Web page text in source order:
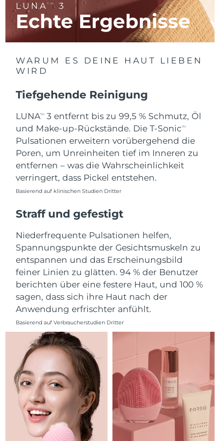
LUNATM 3
Echte Ergebnisse
WARUM ES DEINE HAUT LIEBEN
WIRD
Tiefgehende Reinigung
LUNATM
3 entfernt bis zu 99,5 % Schmutz, Öl
und Make-up-Rückstände. Die T-SonicTM
Pulsationen erweitern vorübergehend die
Poren, um Unreinheiten tief im Inneren zu
entfernen – was die Wahrscheinlichkeit
verringert, dass Pickel entstehen.
Basierend auf klinischen Studien Dritter
Straff und gefestigt
Niederfrequente Pulsationen helfen,
Spannungspunkte der Gesichtsmuskeln zu
entspannen und das Erscheinungsbild
feiner Linien zu glätten. 94 % der Benutzer
berichten über eine festere Haut, und 100 %
sagen, dass sich ihre Haut nach der
Anwendung erfrischter anfühlt.
Basierend auf Verbraucherstudien Dritter
11/08/2026
Israel
Erwartete Lieferung
13/08/2026
Italien
09/08/2026
Japan
Jersey
Erwartete Lieferung
14/08/2026
Kasachstan
Erwartete Lieferung
11/08/2026
Kuwait
Lettland
Libanon
Erwartete Lieferung
10/08/2026
Litauen
Erwartete Lieferung
09/08/2026
Luxemburg
Erwartete Lieferung
Sonderverwaltungsregion
Macau
11/08/2026
Malaysia
Erwartete Lieferung
12/08/2026
Malta
Erwartete Lieferung
09/08/2026
Mexiko
Erwartete Lieferung
13/08/2026